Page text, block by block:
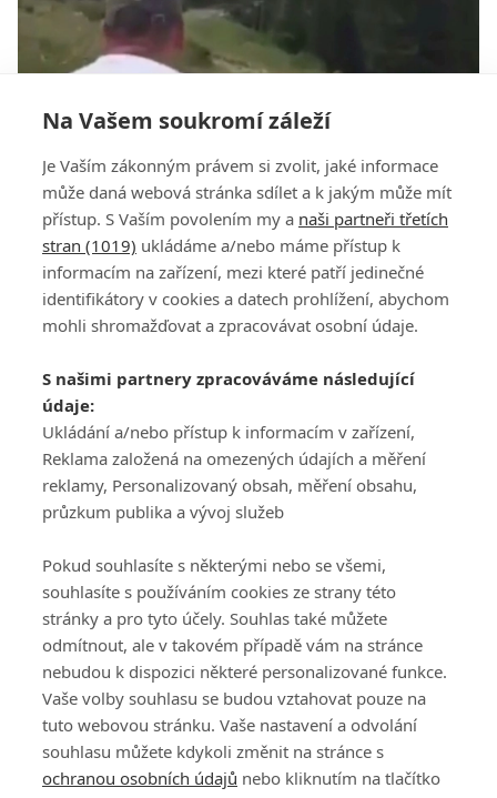
Na Vašem soukromí záleží
Je Vaším zákonným právem si zvolit, jaké informace
může daná webová stránka sdílet a k jakým může mít
přístup. S Vaším povolením my a naši partneři třetích
stran (1019) ukládáme a/nebo máme přístup k
informacím na zařízení, mezi které patří jedinečné
identifikátory v cookies a datech prohlížení, abychom
mohli shromažďovat a zpracovávat osobní údaje.
S našimi partnery zpracováváme následující
údaje:
Ukládání a/nebo přístup k informacím v zařízení,
Reklama založená na omezených údajích a měření
reklamy, Personalizovaný obsah, měření obsahu,
průzkum publika a vývoj služeb
Pokud souhlasíte s některými nebo se všemi,
souhlasíte s používáním cookies ze strany této
stránky a pro tyto účely. Souhlas také můžete
odmítnout, ale v takovém případě vám na stránce
nebudou k dispozici některé personalizované funkce.
Vaše volby souhlasu se budou vztahovat pouze na
tuto webovou stránku. Vaše nastavení a odvolání
souhlasu můžete kdykoli změnit na stránce s
ochranou osobních údajů nebo kliknutím na tlačítko
VIDEO: Neuvěřitelné discgolfové eso na
sjezdovce
Všeobecné obchodní
podmínky služby
GolfExtra.cz Premium
Podmínky zpracování
osobních údajů při
GolfExtra
Ceník GolfExtra.cz
Premium
Doporučené odkazy
ATV CZ, s.r.o.
140 00 Praha 4
Editor
Honza Fait
Obchod
Edita Hanušová